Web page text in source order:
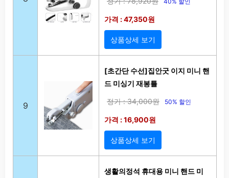
가격 : 47,350원
상품상세 보기
9
[초간단 수선]집안굿 이지 미니 핸
드 미싱기 재봉틀
정가 : 34,000원 50% 할인
가격 : 16,900원
상품상세 보기
생활의정석 휴대용 미니 핸드 미